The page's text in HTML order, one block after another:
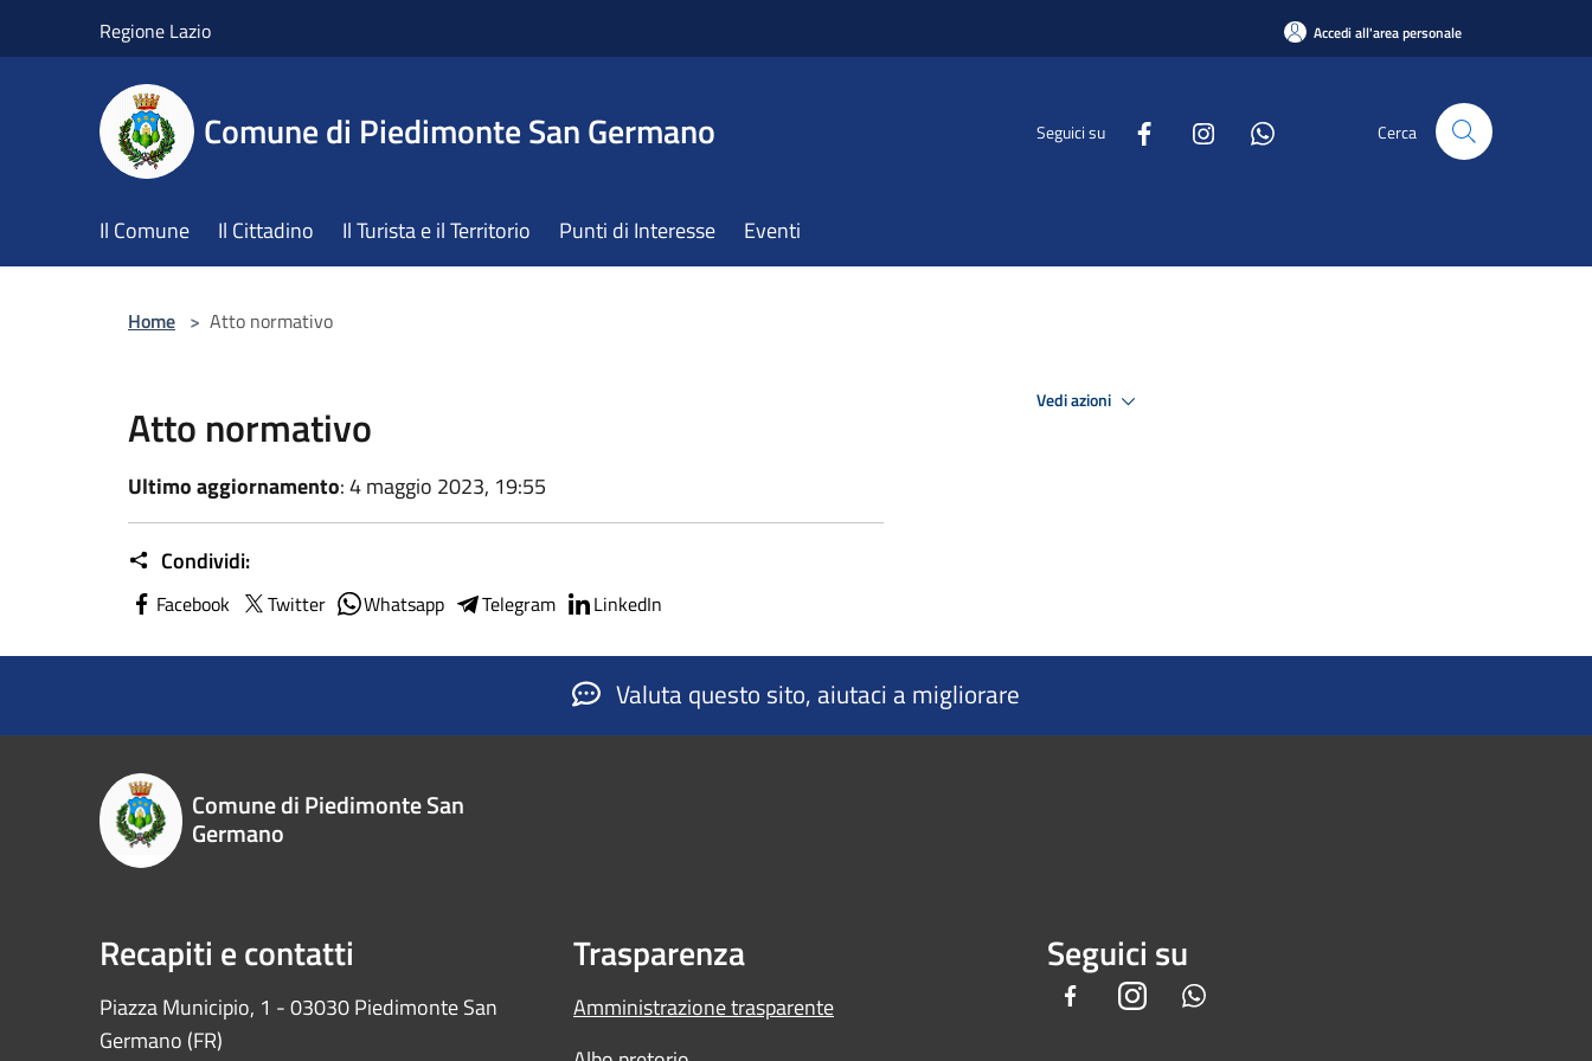
Regione Lazio Accedi all'area personale
Comune di Piedimonte San Germano Seguici su Cerca
Il Comune Il Cittadino Il Turista e il Territorio Punti di Interesse Eventi
Home > Atto normativo
Atto normativo
Ultimo aggiornamento: 4 maggio 2023, 19:55
Condividi:
Facebook Twitter Whatsapp Telegram LinkedIn
Vedi azioni
Valuta questo sito, aiutaci a migliorare
Comune di Piedimonte San
Germano
Recapiti e contatti
Piazza Municipio, 1 - 03030 Piedimonte San
Germano (FR)
Trasparenza
Amministrazione trasparente
Seguici su
FacebookInstagram